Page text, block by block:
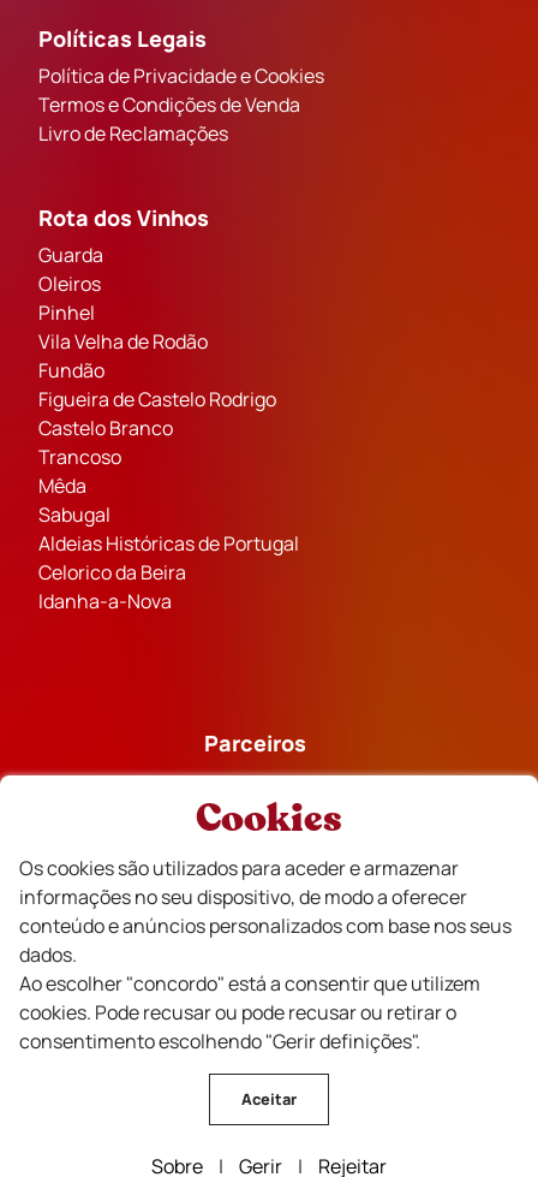
Políticas Legais
Política de Privacidade e Cookies
Termos e Condições de Venda
Livro de Reclamações
Rota dos Vinhos
Guarda
Oleiros
Pinhel
Vila Velha de Rodão
Fundão
Figueira de Castelo Rodrigo
Castelo Branco
Trancoso
Mêda
Sabugal
Aldeias Históricas de Portugal
Celorico da Beira
Idanha-a-Nova
Parceiros
Financiado
CVR Beira Interior Vinhos © Todos os direitos reservados .
Cookies
Os cookies são utilizados para aceder e armazenar
informações no seu dispositivo, de modo a oferecer
conteúdo e anúncios personalizados com base nos seus
dados.
Ao escolher "concordo" está a consentir que utilizem
cookies. Pode recusar ou pode recusar ou retirar o
consentimento escolhendo "Gerir definições".
Aceitar
Sobre | Gerir | Rejeitar